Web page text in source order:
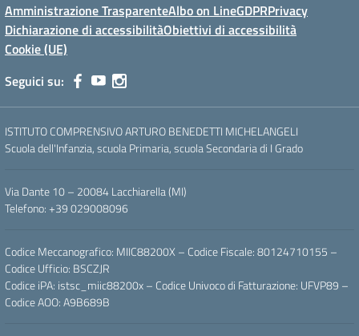
Amministrazione TrasparenteAlbo on LineGDPRPrivacy
Dichiarazione di accessibilitàObiettivi di accessibilità
Cookie (UE)
Seguici su:
ISTITUTO COMPRENSIVO ARTURO BENEDETTI MICHELANGELI
Scuola dell'Infanzia, scuola Primaria, scuola Secondaria di I Grado
Via Dante 10 – 20084 Lacchiarella (MI)
Telefono: +39 029008096
Codice Meccanografico: MIIC88200X – Codice Fiscale: 80124710155 –
Codice Ufficio: BSCZJR
Codice iPA: istsc_miic88200x – Codice Univoco di Fatturazione: UFVP89 –
Codice AOO: A9B689B